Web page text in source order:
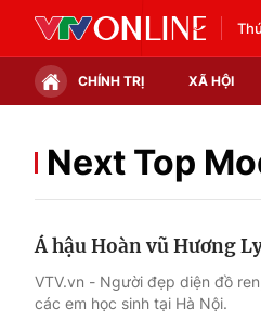
CHÍNH TRỊ XÃ HỘI
Chính trị
Thế giới đó đây
Next Top
Á hậu Hoàn vũ Hương
VTV.vn - Người đẹp diện đồ
các em học sinh tại Hà Nội.